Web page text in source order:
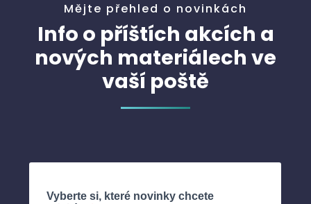
Mějte přehled o novinkách
Info o příštích akcích a
nových materiálech ve
vaší poště